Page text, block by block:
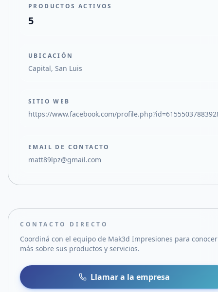
PRODUCTOS ACTIVOS
5
UBICACIÓN
Capital, San Luis
SITIO WEB
https://www.facebook.com/
EMAIL DE CONTACTO
matt89lpz@gmail.com
CONTACTO DIRECTO
Coordiná con el equipo de Mak3d Impresiones para conocer
más sobre sus productos y servicios.
Llamar a la empresa